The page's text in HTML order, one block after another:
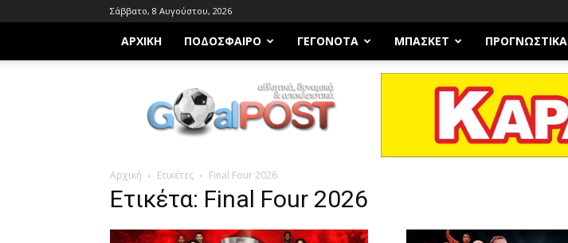
Σάββατο, 8 Αυγούστου, 2026
ΑΡΧΙΚΗ ΠΟΔΌΣΦΑΙΡΟ ΓΕΓΟΝΌΤΑ ΜΠΆΣΚΕΤ ΠΡΟΓΝΩΣΤΙΚΑ
Goalpost.gr
Αρχική Ετικέτες Final Four 2026
Ετικέτα: Final Four 2026